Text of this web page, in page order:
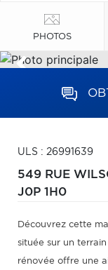
PHOTOS
ULS : 26991639
549 RUE
J0P 1H0
Découvrez cette
située sur un
rénovée offre une